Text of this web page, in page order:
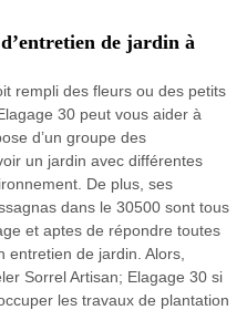
de jardin à
rempli des fleurs ou des petits
30 peut vous aider à
d’un groupe des
un jardin avec différentes
De plus, ses
dans le 30500 sont tous
et aptes de répondre toutes
de jardin. Alors,
Sorrel Artisan; Elagage 30 si
les travaux de plantation